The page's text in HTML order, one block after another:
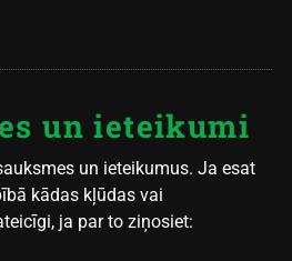
un ieteikumi
un ieteikumus. Ja esat
kādas kļūdas vai
ja par to ziņosiet: